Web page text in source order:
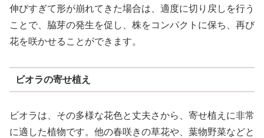
伸びすぎて形が崩れてきた場合は、適度に切り戻しを行う
ことで、脇芽の発生を促し、株をコンパクトに保ち、再び
花を咲かせることができます。
ビオラの寄せ植え
ビオラは、その多様な花色と丈夫さから、寄せ植えに非常
に適した植物です。他の春咲きの草花や、葉物野菜などと